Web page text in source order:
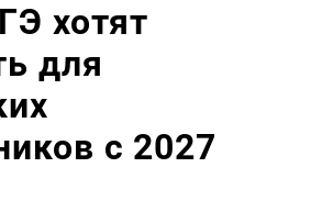
хотят
для
с 2027